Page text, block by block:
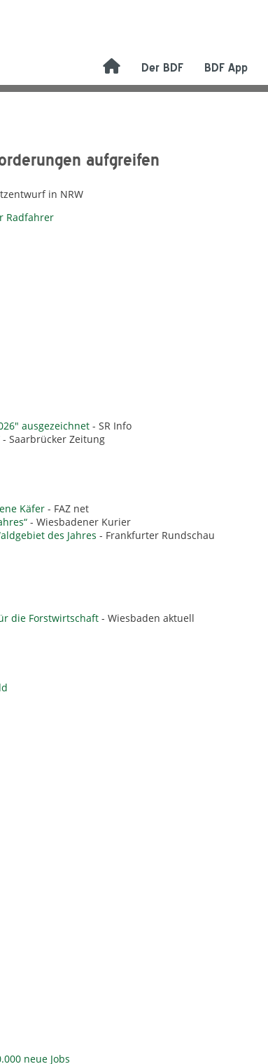
Der BDF BDF App
aufgreifen
in NRW
Radfahrer
ausgezeichnet - SR Info
- Saarbrücker Zeitung
Käfer - FAZ net
- Wiesbadener Kurier
des Jahres - Frankfurter Rundschau
die Forstwirtschaft - Wiesbaden aktuell
neue Jobs